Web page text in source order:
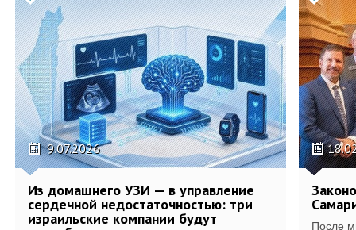
9.07.2026
Из домашнего УЗИ — в управление
сердечной недостаточностью: три
израильские компании будут
После